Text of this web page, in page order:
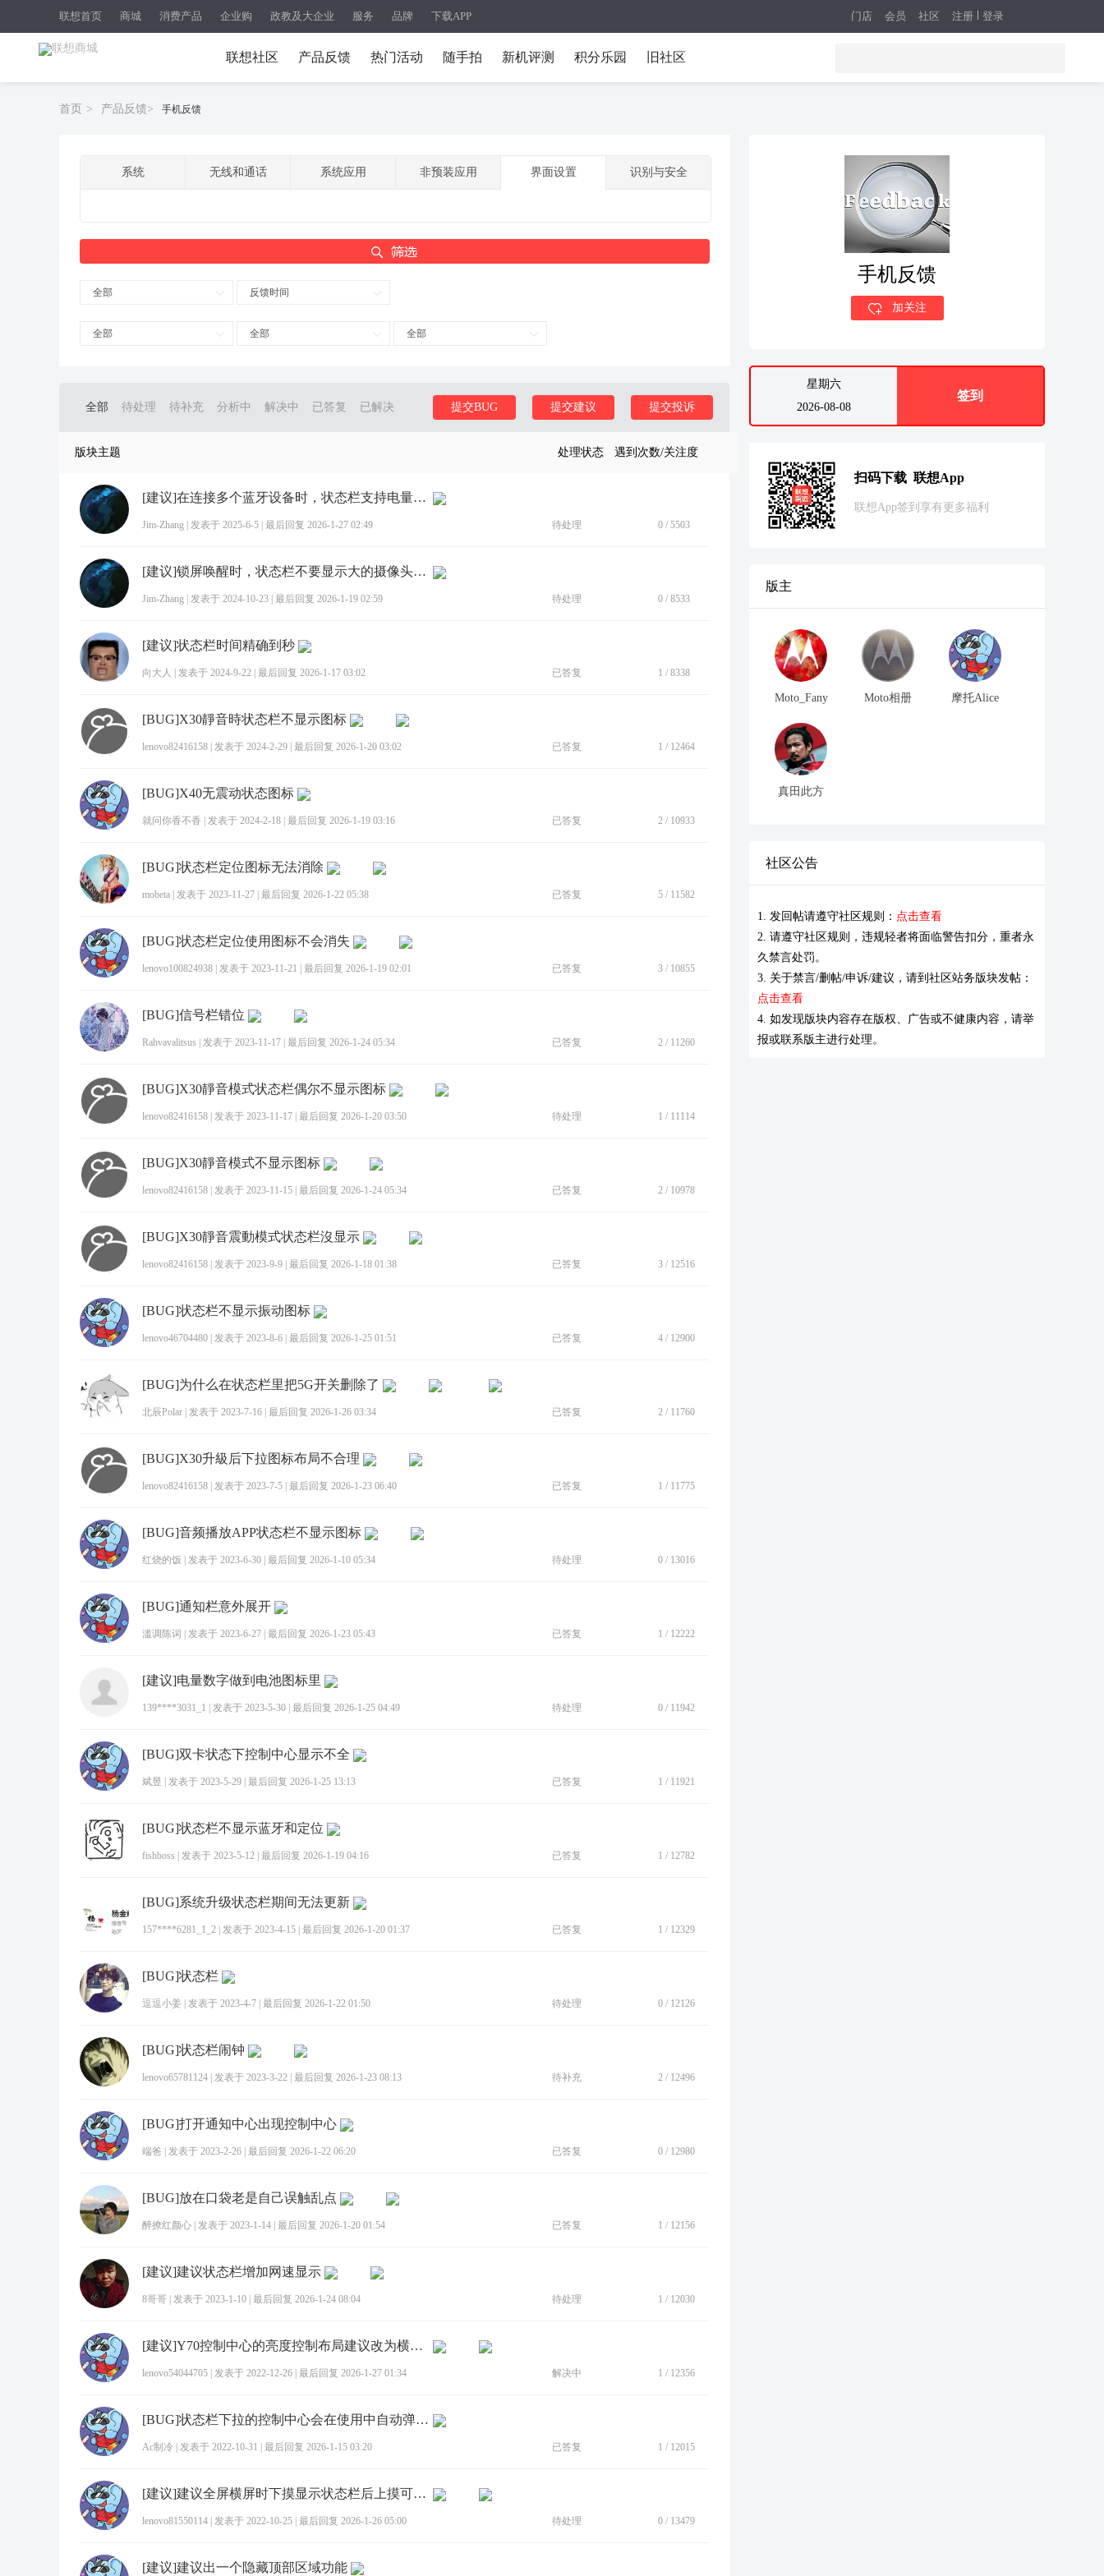
联想首页 商城 消费产品 企业购 政教及大企业 服务 品牌 下载APP 注册 登录
门店 会员 社区
联想社区 产品反馈 热门活动 随手拍 新机评测 积分乐园 旧社区
首页 > 产品反馈> 手机反馈
系统 无线和通话 系统应用 非预装应用 界面设置 识别与安全
全部 反馈时间
全部 全部 全部
全部 待处理 待补充 分析中 解决中 已答复 已解决 提交投诉
提交建议
提交BUG
版块主题 处理状态 遇到次数/关注度
[建议]在连接多个蓝牙设备时，状态栏支持电量显示
Jim-Zhang 发表于 2025-6-5 最后回复 2026-1-27 02:49 待处理 0 / 5503
[建议]锁屏唤醒时，状态栏不要显示大的摄像头调用提示图标
Jim-Zhang 发表于 2024-10-23 最后回复 2026-1-19 02:59 待处理 0 / 8533
[建议]状态栏时间精确到秒
向大人 发表于 2024-9-22 最后回复 2026-1-17 03:02 已答复 1 / 8338
[BUG]X30靜音時状态栏不显示图标
lenovo82416158 发表于 2024-2-29 最后回复 2026-1-20 03:02 已答复 1 / 12464
[BUG]X40无震动状态图标
就问你香不香 发表于 2024-2-18 最后回复 2026-1-19 03:16 已答复 2 / 10933
[BUG]状态栏定位图标无法消除
mobeta 发表于 2023-11-27 最后回复 2026-1-22 05:38 已答复 5 / 11582
[BUG]状态栏定位使用图标不会消失
lenovo100824938 发表于 2023-11-21 最后回复 2026-1-19 02:01 已答复 3 / 10855
[BUG]信号栏错位
Rahvavalitsus 发表于 2023-11-17 最后回复 2026-1-24 05:34 已答复 2 / 11260
[BUG]X30靜音模式状态栏偶尔不显示图标
lenovo82416158 发表于 2023-11-17 最后回复 2026-1-20 03:50 待处理 1 / 11114
[BUG]X30靜音模式不显示图标
lenovo82416158 发表于 2023-11-15 最后回复 2026-1-24 05:34 已答复 2 / 10978
[BUG]X30靜音震動模式状态栏沒显示
lenovo82416158 发表于 2023-9-9 最后回复 2026-1-18 01:38 已答复 3 / 12516
[BUG]状态栏不显示振动图标
lenovo46704480 发表于 2023-8-6 最后回复 2026-1-25 01:51 已答复 4 / 12900
[BUG]为什么在状态栏里把5G开关删除了
北辰Polar 发表于 2023-7-16 最后回复 2026-1-26 03:34 已答复 2 / 11760
[BUG]X30升級后下拉图标布局不合理
lenovo82416158 发表于 2023-7-5 最后回复 2026-1-23 06:40 已答复 1 / 11775
[BUG]音频播放APP状态栏不显示图标
红烧的饭 发表于 2023-6-30 最后回复 2026-1-10 05:34 待处理 0 / 13016
[BUG]通知栏意外展开
滥调陈词 发表于 2023-6-27 最后回复 2026-1-23 05:43 已答复 1 / 12222
[建议]电量数字做到电池图标里
139****3031_1 发表于 2023-5-30 最后回复 2026-1-25 04:49 待处理 0 / 11942
[BUG]双卡状态下控制中心显示不全
斌昱 发表于 2023-5-29 最后回复 2026-1-25 13:13 已答复 1 / 11921
[BUG]状态栏不显示蓝牙和定位
fishboss 发表于 2023-5-12 最后回复 2026-1-19 04:16 已答复 1 / 12782
[BUG]系统升级状态栏期间无法更新
157****6281_1_2 发表于 2023-4-15 最后回复 2026-1-20 01:37 已答复 1 / 12329
[BUG]状态栏
逗逗小姜 发表于 2023-4-7 最后回复 2026-1-22 01:50 待处理 0 / 12126
[BUG]状态栏闹钟
lenovo65781124 发表于 2023-3-22 最后回复 2026-1-23 08:13 待补充 2 / 12496
[BUG]打开通知中心出现控制中心
端爸 发表于 2023-2-26 最后回复 2026-1-22 06:20 已答复 0 / 12980
[BUG]放在口袋老是自己误触乱点
醉撩红颜心 发表于 2023-1-14 最后回复 2026-1-20 01:54 已答复 1 / 12156
[建议]建议状态栏增加网速显示
8哥哥 发表于 2023-1-10 最后回复 2026-1-24 08:04 待处理 1 / 12030
[建议]Y70控制中心的亮度控制布局建议改为横向控制
lenovo54044705 发表于 2022-12-26 最后回复 2026-1-27 01:34 解决中 1 / 12356
[BUG]状态栏下拉的控制中心会在使用中自动弹出控制中心
Ac制冷 发表于 2022-10-31 最后回复 2026-1-15 03:20 已答复 1 / 12015
[建议]建议全屏横屏时下摸显示状态栏后上摸可以关闭状态栏
lenovo81550114 发表于 2022-10-25 最后回复 2026-1-26 05:00 待处理 0 / 13479
[建议]建议出一个隐藏顶部区域功能
手机反馈
加关注
星期六
2026-08-08
签到
扫码下载 联想App
联想App签到享有更多福利
版主
Moto_Fany Moto相册 摩托Alice
真田此方
社区公告
1. 发回帖请遵守社区规则： 点击查看
2. 请遵守社区规则，违规轻者将面临警告扣分，重者永
久禁言处罚。
3. 关于禁言/删帖/申诉/建议，请到社区站务版块发帖：
点击查看
4. 如发现版块内容存在版权、广告或不健康内容，请举
报或联系版主进行处理。